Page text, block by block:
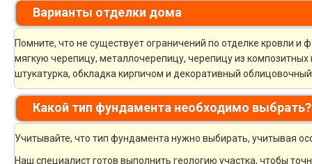
Варианты отделки дома
Помните, что не существует ограничений по отделке кровли
мягкую черепицу, металлочерепицу, черепицу из
штукатурка, обкладка кирпичом и декоративный
Какой тип фундамента необходимо
Учитывайте, что тип фундамента нужно выбирать, учитывая
Наш специалист готов выполнить геологию участка, чтобы